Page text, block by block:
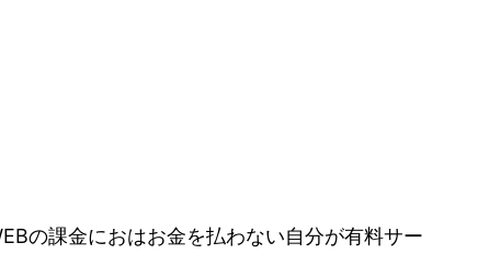
の課金におはお金を払わない自分が有料サー